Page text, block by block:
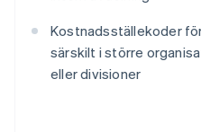
Kostnadsställekoder
särskilt i större
eller divisioner